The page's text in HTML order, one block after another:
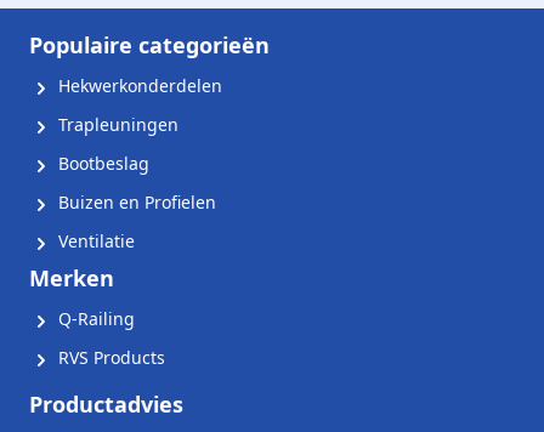
Populaire categorieën
Hekwerkonderdelen
Trapleuningen
Bootbeslag
Buizen en Profielen
Ventilatie
Merken
Q-Railing
RVS Products
Productadvies